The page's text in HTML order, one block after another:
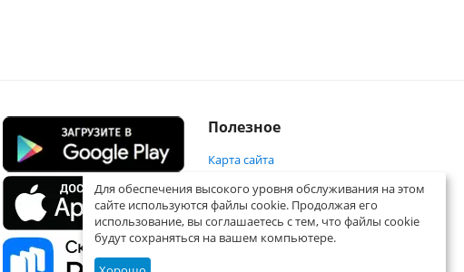
Полезное
Карта сайта
Для обеспечения высокого уровня обслуживания на этом
сайте используются файлы cookie. Продолжая его
использование, вы соглашаетесь с тем, что файлы cookie
будут сохраняться на вашем компьютере.